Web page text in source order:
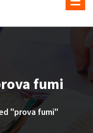
fumi
"prova fumi"